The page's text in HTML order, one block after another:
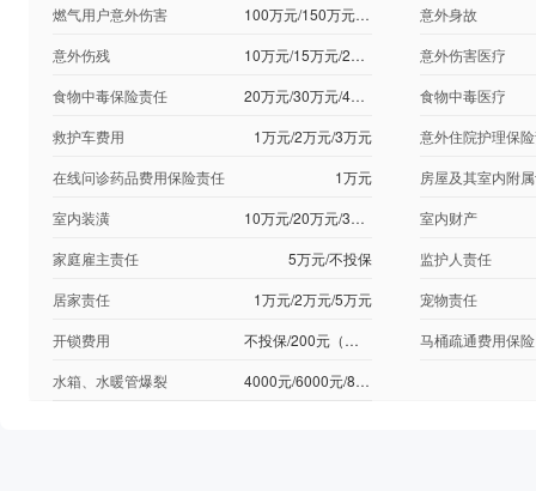
燃气用户意外伤害 100万元/150万元/200万元
意外身故
意外伤残
10万元/15万元/20万元
意外伤害医疗
食物中毒保险责任
20万元/30万元/40万元
食物中毒医疗
救护车费用
1万元/2万元/3万元
意外住院护理保
在线问诊药品费用保险责任
1万元
房屋及其室内附
室内装潢
10万元/20万元/30万元
室内财产
家庭雇主责任
5万元/不投保
监护人责任
居家责任
1万元/2万元/5万元
宠物责任
开锁费用
不投保/200元（限额1次）/500元（限额2次）
马桶疏通费用保险
水箱、水暖管爆裂
4000元/6000元/8000元